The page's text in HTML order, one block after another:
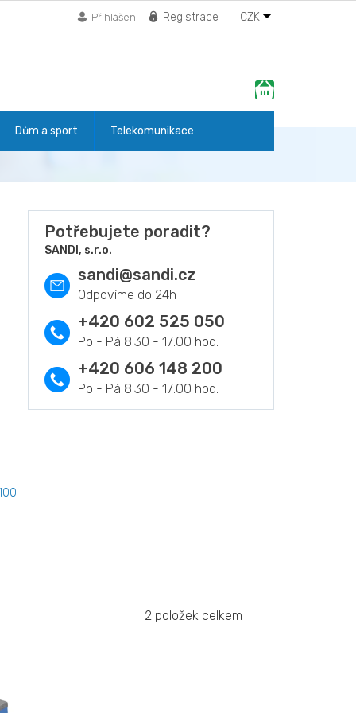
CZK
Registrace
Přihlášení
Nákupní
košík
Dům a sport Telekomunikace
Potřebujete poradit?
SANDI, s.r.o.
sandi@sandi.cz
+420 602 525 050
+420 606 148 200
2 položek celkem